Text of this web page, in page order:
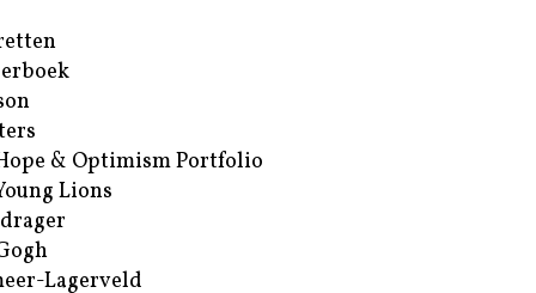
& Optimism Portfolio
Lions
Lagerveld